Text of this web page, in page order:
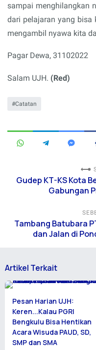
sampai menghilangkan
dari pelajaran yang bisa
mengambil nyawa kita
Pagar Dewa, 31102022
Salam UJH. (Red)
Catatan
Gudep KT-KS Kota
Gabungan
Tambang Batubara
dan Jalan di
Artikel Terkait
Pesan Harian UJH:
Keren...Kalau PGRI
Bengkulu Bisa Hentikan
Acara Wisuda PAUD, SD,
SMP dan SMA